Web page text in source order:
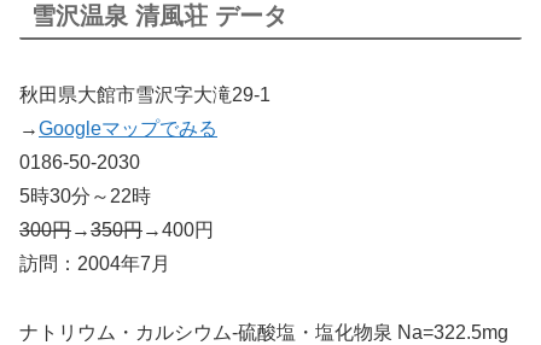
雪沢温泉 清風荘 データ
秋田県大館市雪沢字大滝29-1
→Googleマップでみる
0186-50-2030
5時30分～22時
300円→350円→400円
訪問：2004年7月
ナトリウム・カルシウム-硫酸塩・塩化物泉 Na=322.5mg